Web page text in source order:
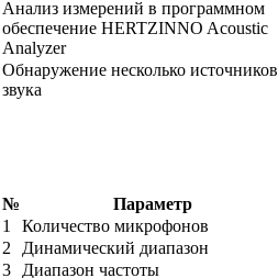
Анализ измерений в программном
обеспечение HERTZINNO Acoustic
Analyzer
Обнаружение несколько источников
звука
№ Параметр
1
Количество микрофонов
2
Динамический диапазон
3
Диапазон частоты